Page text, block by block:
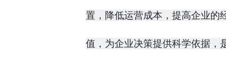
置，降低运营成本，提高企业的
值，为企业决策提供科学依据，